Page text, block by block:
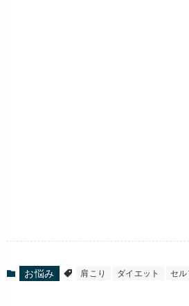
お悩み 肩こり ダイエット セル